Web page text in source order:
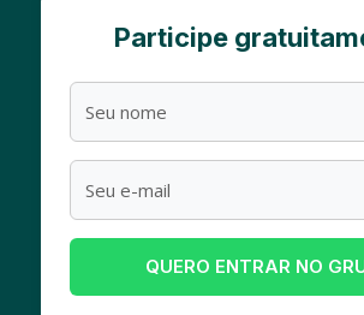
Participe
QUERO ENTRAR NO